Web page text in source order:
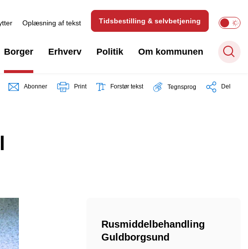
Oplæsning af tekst Tidsbestilling & selvbetjening
Borger Erhverv Politik Om kommunen
Abonner Print Forstør tekst Tegnsprog Del
Rusmiddelbehandling
Guldborgsund